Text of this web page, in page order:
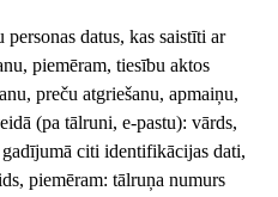
datus, kas saistīti ar
piemēram, tiesību aktos
preču atgriešanu, apmaiņu,
(pa tālruni, e-pastu): vārds,
citi identifikācijas dati,
piemēram: tālruņa numurs